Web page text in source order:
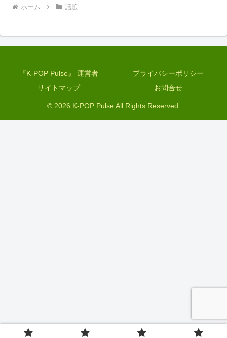
ホーム 話題
『K-POP Pulse』 運営者
プライバシーポリシー
サイトマップ
お問合せ
© 2026 K-POP Pulse All Rights Reserved.